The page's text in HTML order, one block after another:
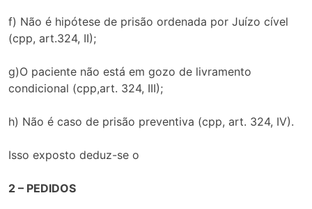
f) Não é hipótese de prisão ordenada por Juízo cível
(cpp, art.324, II);
g)O paciente não está em gozo de livramento
condicional (cpp,art. 324, III);
h) Não é caso de prisão preventiva (cpp, art. 324, IV).
Isso exposto deduz-se o
2 – PEDIDOS